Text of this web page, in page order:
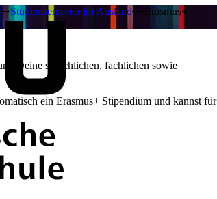
Studiensemester im Ausland Erasmus+
Deine sprachlichen, fachlichen sowie
ein Erasmus+ Stipendium und kannst für